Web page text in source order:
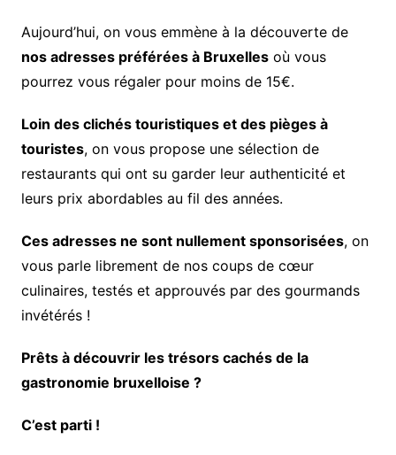
Aujourd’hui, on vous emmène à la découverte de
nos adresses préférées à Bruxellesoù vous
pourrez vous régaler pour moins de 15€.
Loin des clichés touristiques et des pièges à
touristes, on vous propose une sélection de
restaurants qui ont su garder leur authenticité et
leurs prix abordables au fil des années.
Ces adresses ne sont nullement sponsorisées, on
vous parle librement de nos coups de cœur
culinaires, testés et approuvés par des gourmands
invétérés !
Prêts à découvrir les trésors cachés de la
gastronomie bruxelloise ?
C’est parti !